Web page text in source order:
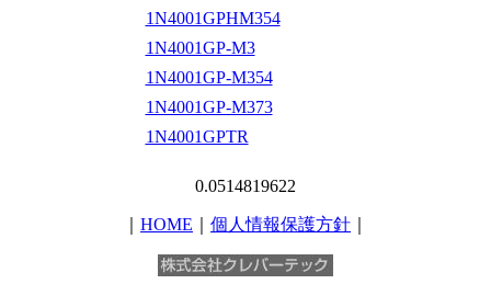
1N4001GPHM354
1N4001GP-M3
1N4001GP-M354
1N4001GP-M373
1N4001GPTR
0.0514819622
HOME 個人情報保護方針